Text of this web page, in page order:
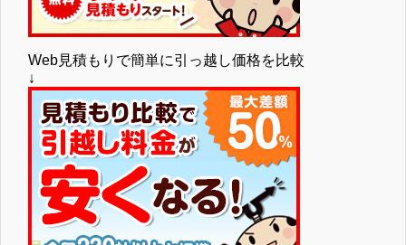
Web見積もりで簡単に引っ越し価格を比較
↓